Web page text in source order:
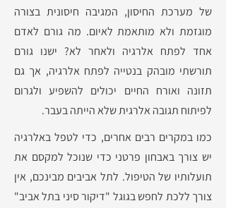
של מערכת החיסון, המגיבה חיסונית בצורה
מוגזמת ולא מותאמת לאיום. מה גורם לאדם
אחד לפתח אלרגיה ולאחר לא? ישנו גורם
תורשתי מובהק בנטייה לפתח אלרגיה, אך גם
תזונה ואורח החיים יכולים להשפיע ולגרום
לפיתוח תגובה אלרגית שלא הייתה בעבר.
כמו במקרים רבים אחרים, כדי לטפל באלרגיה
יש צורך באבחון פרטני כדי שנוכל למקסם את
תועלותיו של הטיפול. לתל אביבים מבינכם, אין
צורך ללכת לחפש בגוגל "דיקור סיני בתל אביב"